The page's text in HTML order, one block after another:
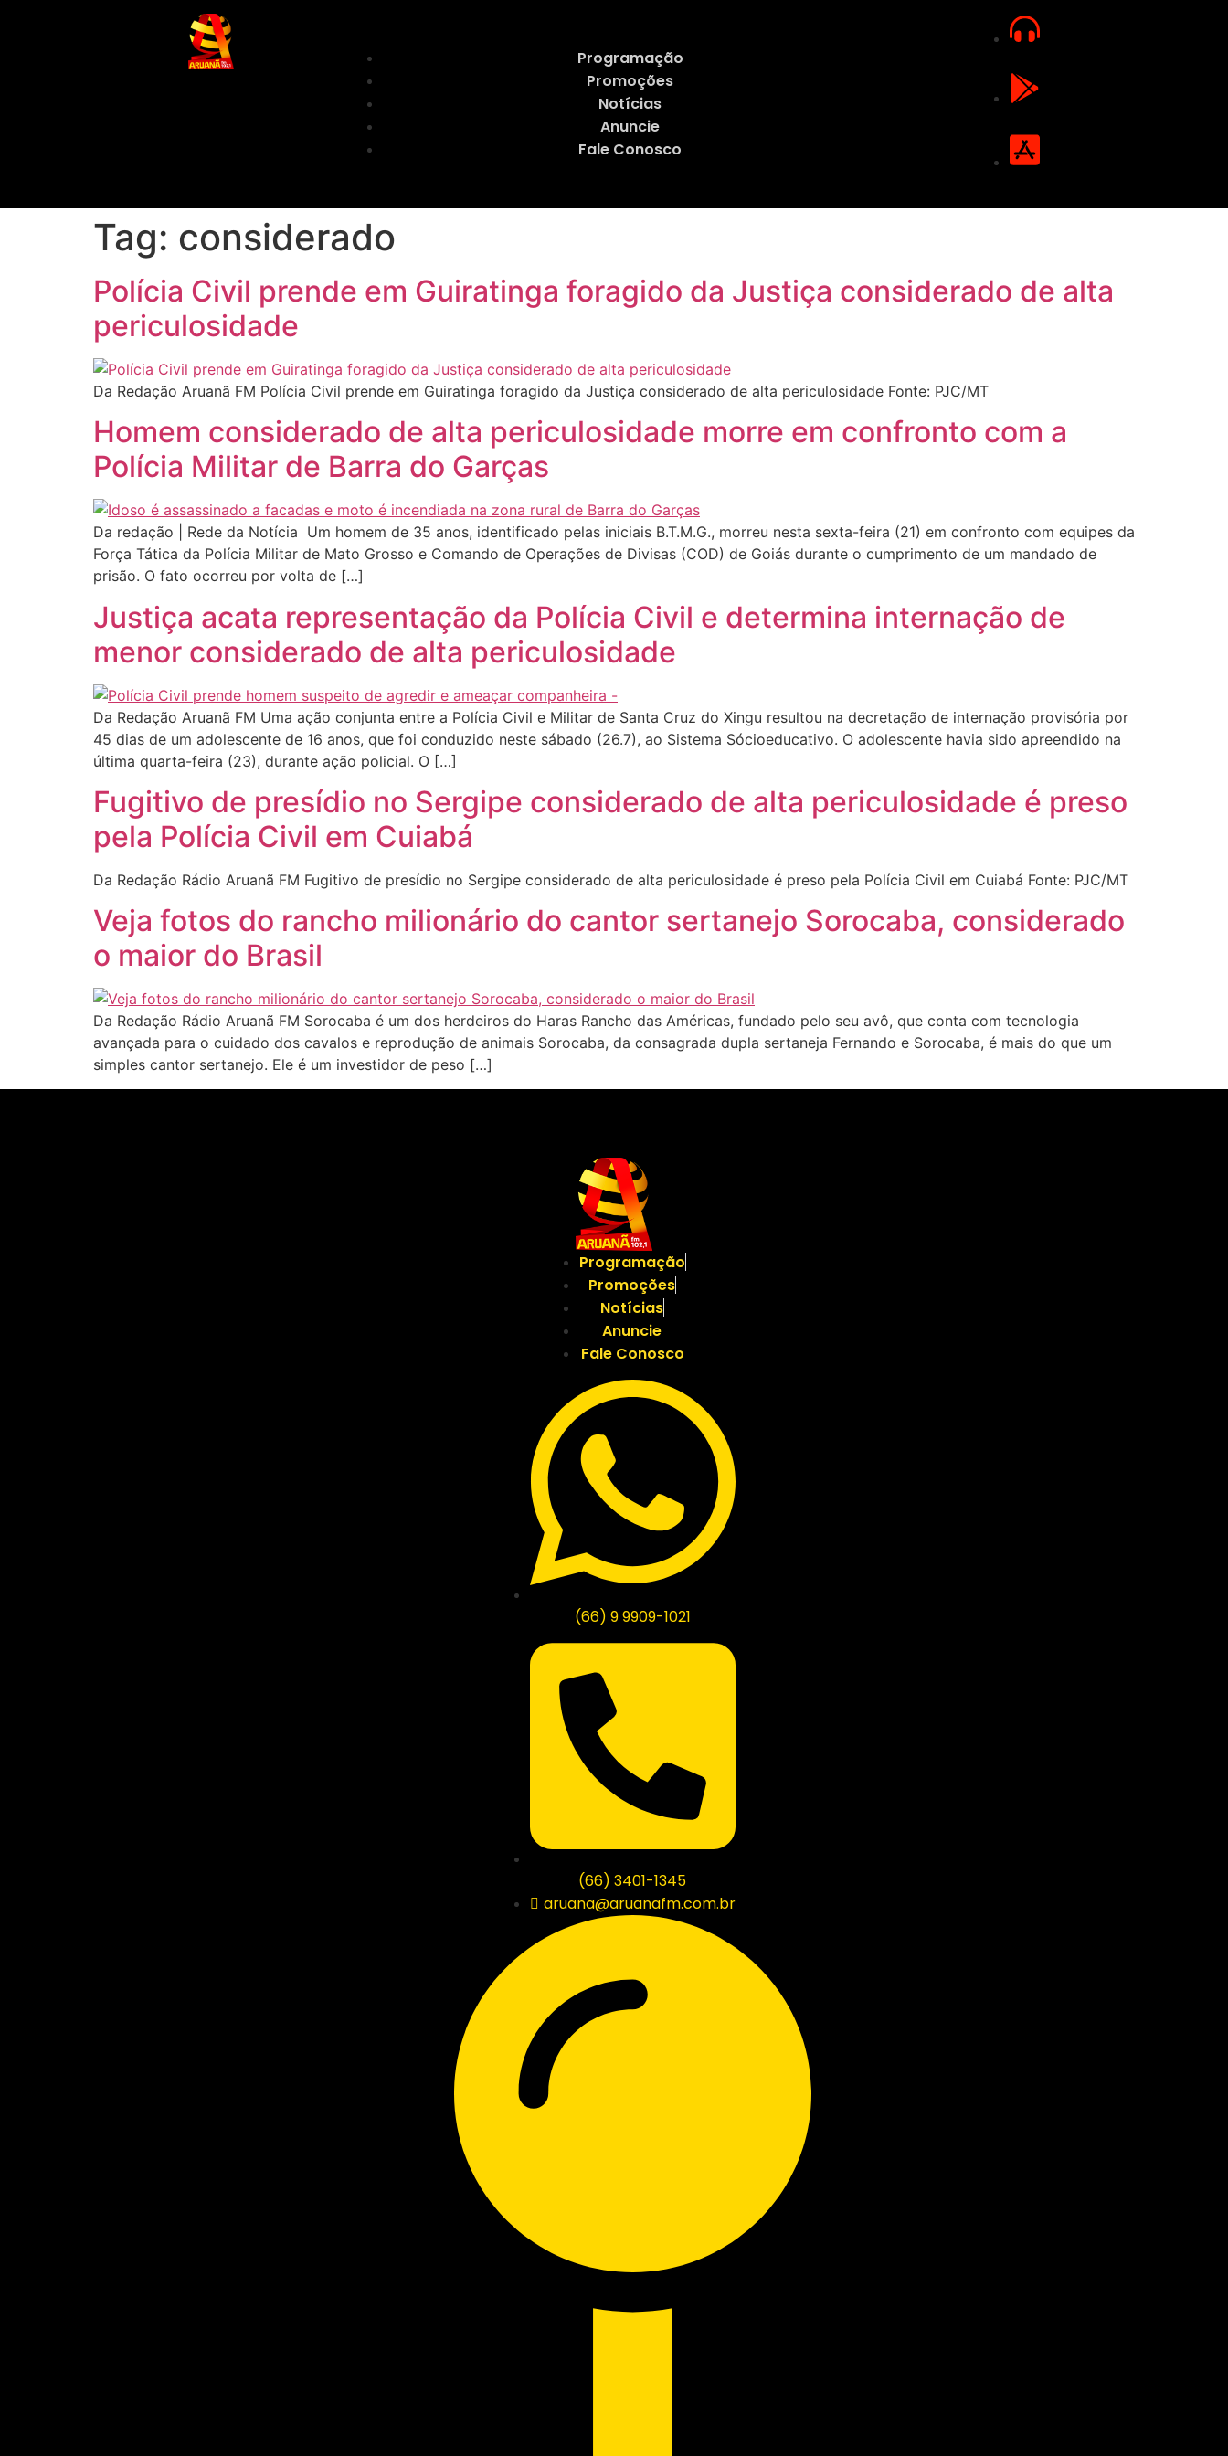
Programação
Promoções
Notícias
Anuncie
Fale Conosco
Tag: considerado
Polícia Civil prende em Guiratinga foragido da Justiça considerado de alta
periculosidade
Da Redação Aruanã FM Polícia Civil prende em Guiratinga foragido da Justiça considerado de alta periculosidade Fonte: PJC/MT
Homem considerado de alta periculosidade morre em confronto com a
Polícia Militar de Barra do Garças
Da redação | Rede da Notícia Um homem de 35 anos, identificado pelas iniciais B.T.M.G., morreu nesta sexta-feira (21) em confronto com equipes da
Força Tática da Polícia Militar de Mato Grosso e Comando de Operações de Divisas (COD) de Goiás durante o cumprimento de um mandado de
prisão. O fato ocorreu por volta de […]
Justiça acata representação da Polícia Civil e determina internação de
menor considerado de alta periculosidade
Da Redação Aruanã FM Uma ação conjunta entre a Polícia Civil e Militar de Santa Cruz do Xingu resultou na decretação de internação provisória por
45 dias de um adolescente de 16 anos, que foi conduzido neste sábado (26.7), ao Sistema Sócioeducativo. O adolescente havia sido apreendido na
última quarta-feira (23), durante ação policial. O […]
Fugitivo de presídio no Sergipe considerado de alta periculosidade é preso
pela Polícia Civil em Cuiabá
Da Redação Rádio Aruanã FM Fugitivo de presídio no Sergipe considerado de alta periculosidade é preso pela Polícia Civil em Cuiabá Fonte: PJC/MT
Veja fotos do rancho milionário do cantor sertanejo Sorocaba, considerado
o maior do Brasil
Da Redação Rádio Aruanã FM Sorocaba é um dos herdeiros do Haras Rancho das Américas, fundado pelo seu avô, que conta com tecnologia
avançada para o cuidado dos cavalos e reprodução de animais Sorocaba, da consagrada dupla sertaneja Fernando e Sorocaba, é mais do que um
simples cantor sertanejo. Ele é um investidor de peso […]
Programação
Promoções
Notícias
Anuncie
Fale Conosco
(66) 9 9909-1021
(66) 3401-1345
aruana@aruanafm.com.br